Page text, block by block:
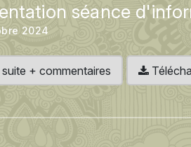
séance
2024
suite + commentaires